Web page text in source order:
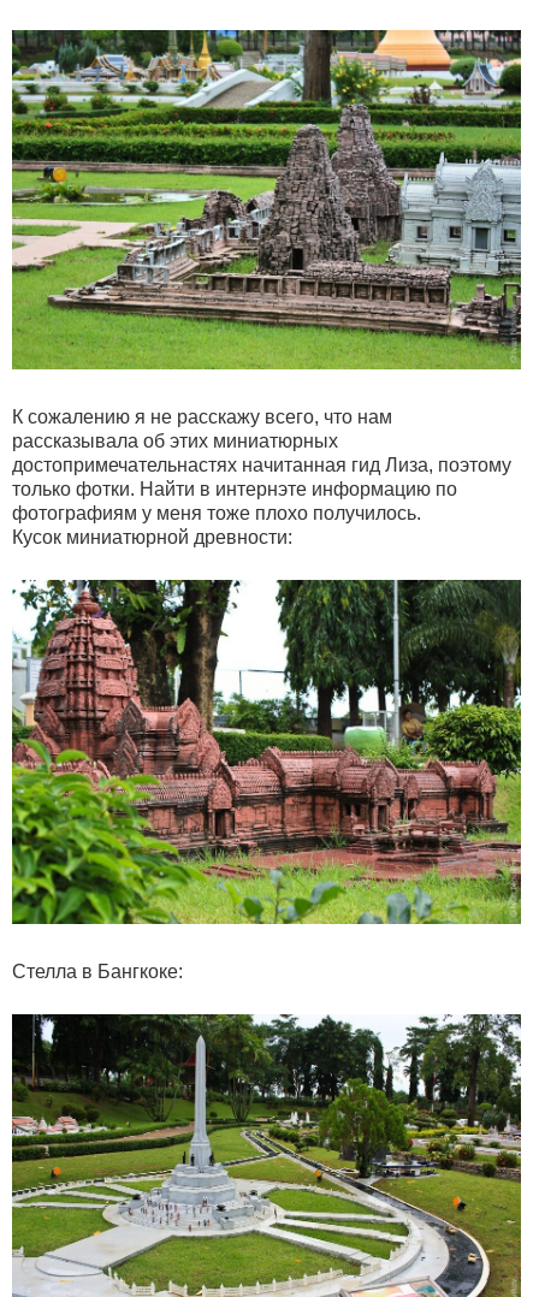
К сожалению я не расскажу всего, что нам
рассказывала об этих миниатюрных
достопримечательнастях начитанная гид Лиза, поэтому
только фотки. Найти в интернэте информацию по
фотографиям у меня тоже плохо получилось.
Кусок миниатюрной древности:
Стелла в Бангкоке: